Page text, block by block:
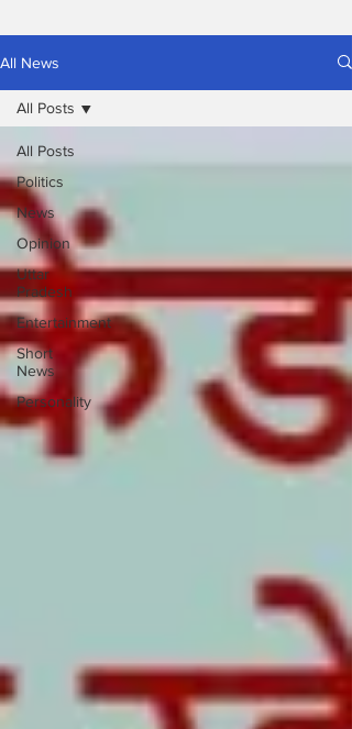
All News
All Posts
Politics
News
Opinion
Uttar
Pradesh
Entertainment
Short
News
Personality
All Posts